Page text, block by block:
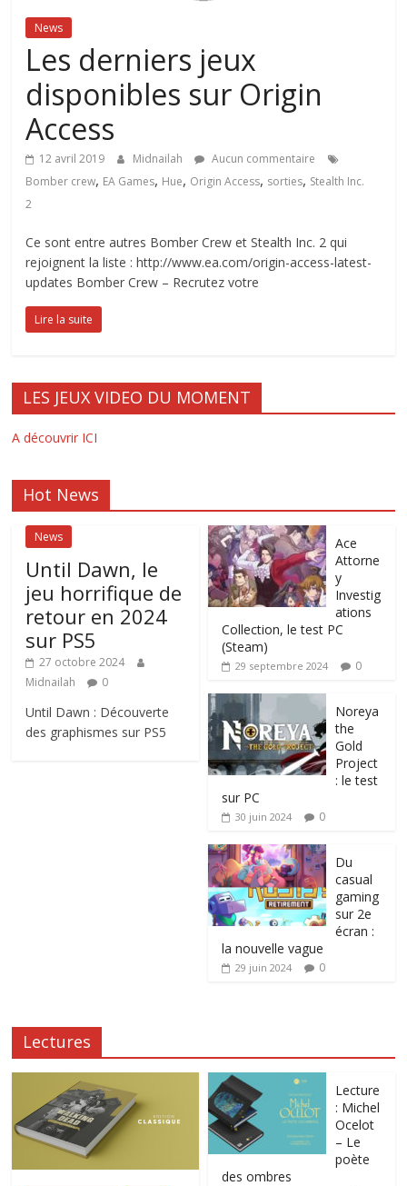
News
Les derniers jeux
disponibles sur Origin
Access
12 avril 2019 Midnailah
Aucun commentaire
Bomber crew, EA Games, Hue, Origin Access, sorties, Stealth Inc.
2
Ce sont entre autres Bomber Crew et Stealth Inc. 2 qui
rejoignent la liste : http://www.ea.com/origin-access-latest-
updates Bomber Crew – Recrutez votre
Lire la suite
LES JEUX VIDEO DU MOMENT
A découvrir ICI
Hot News
News
Until Dawn, le
jeu horrifique de
retour en 2024
sur PS5
27 octobre 2024
Midnailah
0
Until Dawn : Découverte
des graphismes sur PS5
Ace
Attorne
y
Investig
ations
Collection, le test PC
(Steam)
29 septembre 2024 0
Noreya
the
Gold
Project
: le test
sur PC
30 juin 2024 0
Du
casual
gaming
sur 2e
écran :
la nouvelle vague
29 juin 2024 0
Lectures
Lecture
: Michel
Ocelot
– Le
poète
des ombres